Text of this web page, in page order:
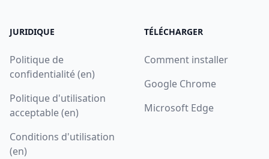
JURIDIQUE
Politique de
confidentialité (en)
Politique d'utilisation
acceptable (en)
Conditions d'utilisation
(en)
TÉLÉCHARGER
Comment installer
Google Chrome
Microsoft Edge